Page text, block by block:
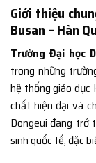
Giới thiệu
Busan – Hàn
Trường Đại học
trong những
hệ thống giáo dục
chất hiện đại và
Dongeui đang trở
sinh quốc tế, đặc